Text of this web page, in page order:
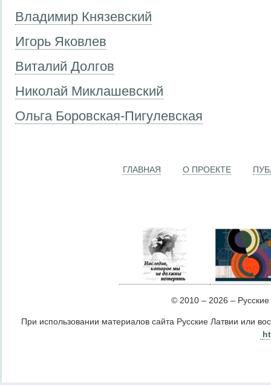
Владимир Князевский
Игорь Яковлев
Виталий Долгов
Николай Миклашевский
Ольга Боровская-Пигулевская
ГЛАВНАЯ О ПРОЕКТЕ
© 2010 – 2026 –
При использовании материалов сайта Русские Латвии или